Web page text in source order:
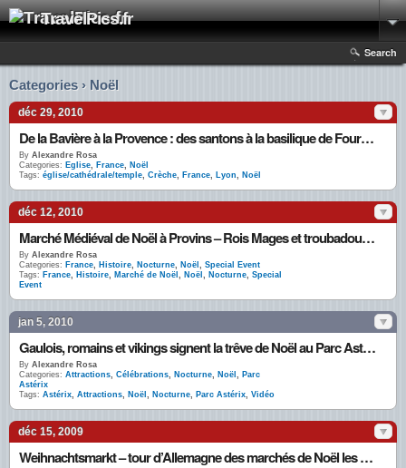
TravelPics.fr
Search
Categories › Noël
déc 29, 2010
De la Bavière à la Provence : des santons à la basilique de Fourvière pour sa crèche de Noël géante
By Alexandre Rosa
Categories: Eglise, France, Noël
Tags: église/cathédrale/temple, Crèche, France, Lyon, Noël
déc 12, 2010
Marché Médiéval de Noël à Provins – Rois Mages et troubadours animent banquet et bal d’époque
By Alexandre Rosa
Categories: France, Histoire, Nocturne, Noël , Special Event
Tags: France, Histoire, Marché de Noël , Noël , Nocturne, Special
Event
jan 5, 2010
Gaulois, romains et vikings signent la trêve de Noël au Parc Astérix
By Alexandre Rosa
Categories: Attractions, Célébrations, Nocturne, Noël , Parc
Astérix
Tags: Astérix, Attractions, Noël , Nocturne, Parc Astérix, Vidéo
déc 15, 2009
Weihnachtsmarkt – tour d’Allemagne des marchés de Noël les plus jolis du monde en photos